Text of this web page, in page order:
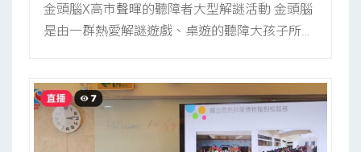
金頭腦X高市聲暉的聽障者大型解謎活動 金頭腦
是由一群熱愛解謎遊戲、桌遊的聽障大孩子所組